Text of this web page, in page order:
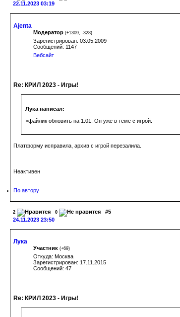
22.11.2023 03:19
Ajenta
Модератор (+1309 -328)
Зарегистрирован: 03.05.2009
Сообщений: 1147
Вебсайт
Re: КРИЛ 2023 - Игры!
Лука написал:
>файлик обновить на 1.01. Он уже в теме с игрой.
Платформу исправила, архив с игрой перезалила.
Неактивен
По автору
2 0
#5
24.11.2023 23:50
Лука
Участник (+69)
Откуда: Москва
Зарегистрирован: 17.11.2015
Сообщений: 47
Re: КРИЛ 2023 - Игры!